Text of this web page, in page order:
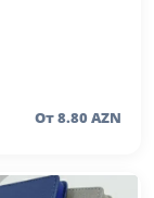
От 8.80 AZN